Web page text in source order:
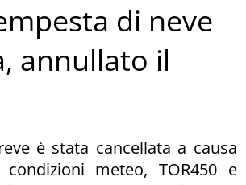
di neve
annullato il
è stata cancellata a causa
condizioni meteo, TOR450 e